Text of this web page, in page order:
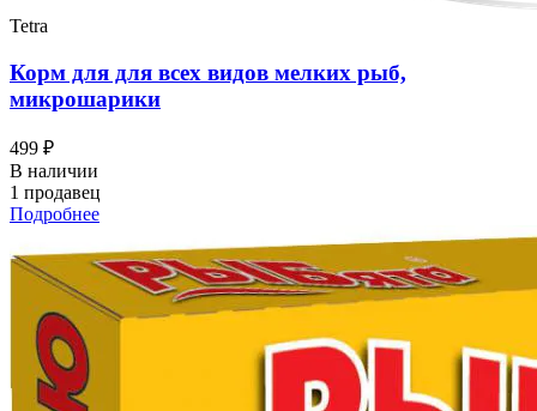
Tetra
Корм для для всех видов мелких рыб,
микрошарики
499 ₽
В наличии
1 продавец
Подробнее